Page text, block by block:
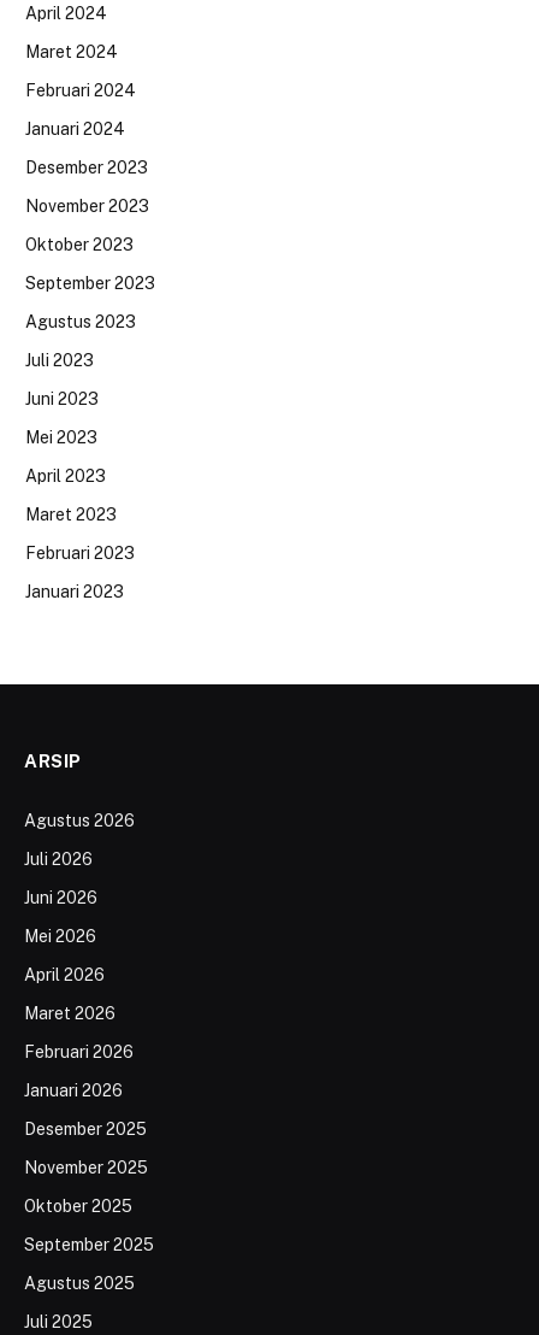
April 2024
Maret 2024
Februari 2024
Januari 2024
Desember 2023
November 2023
Oktober 2023
September 2023
Agustus 2023
Juli 2023
Juni 2023
Mei 2023
April 2023
Maret 2023
Februari 2023
Januari 2023
ARSIP
Agustus 2026
Juli 2026
Juni 2026
Mei 2026
April 2026
Maret 2026
Februari 2026
Januari 2026
Desember 2025
November 2025
Oktober 2025
September 2025
Agustus 2025
Juli 2025